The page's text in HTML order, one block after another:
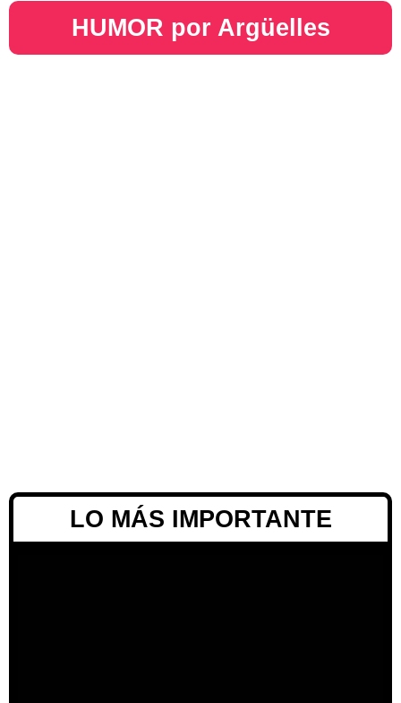
HUMOR por Argüelles​
LO MÁS IMPORTANTE